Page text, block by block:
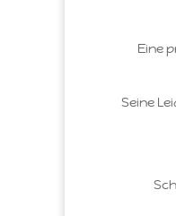
Eine
Seine